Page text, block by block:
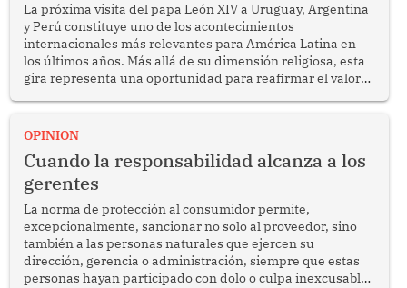
La próxima visita del papa León XIV a Uruguay, Argentina
y Perú constituye uno de los acontecimientos
internacionales más relevantes para América Latina en
los últimos años. Más allá de su dimensión religiosa, esta
gira representa una oportunidad para reafirmar el valor
enfrenta desafíos en materia de desarrollo, cohesión
OPINION
Cuando la responsabilidad alcanza a los
gerentes
La norma de protección al consumidor permite,
excepcionalmente, sancionar no solo al proveedor, sino
también a las personas naturales que ejercen su
dirección, gerencia o administración, siempre que estas
personas hayan participado con dolo o culpa inexcusable